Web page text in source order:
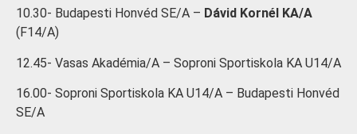
10.30- Budapesti Honvéd SE/A – Dávid Kornél KA/A
(F14/A)
12.45- Vasas Akadémia/A – Soproni Sportiskola KA U14/A
16.00- Soproni Sportiskola KA U14/A – Budapesti Honvéd
SE/A